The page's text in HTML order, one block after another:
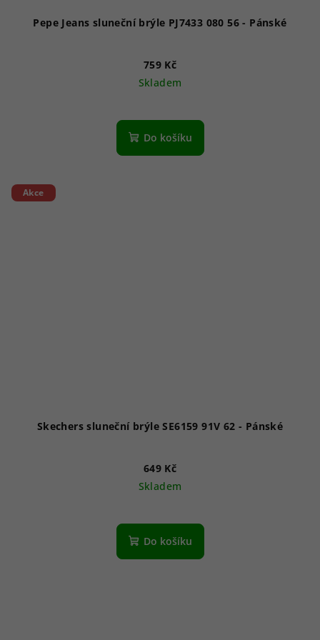
Pepe Jeans sluneční brýle PJ7433 080 56 - Pánské
759 Kč
Skladem
Do košíku
Akce
Skechers sluneční brýle SE6159 91V 62 - Pánské
649 Kč
Skladem
Do košíku